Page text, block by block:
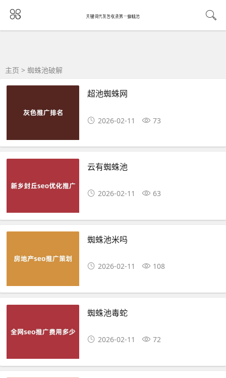
主页 > 蜘蛛池破解
超池蜘蛛网
2026-02-11 73
云有蜘蛛池
2026-02-11 63
蜘蛛池米吗
2026-02-11 108
蜘蛛池毒蛇
2026-02-11 72